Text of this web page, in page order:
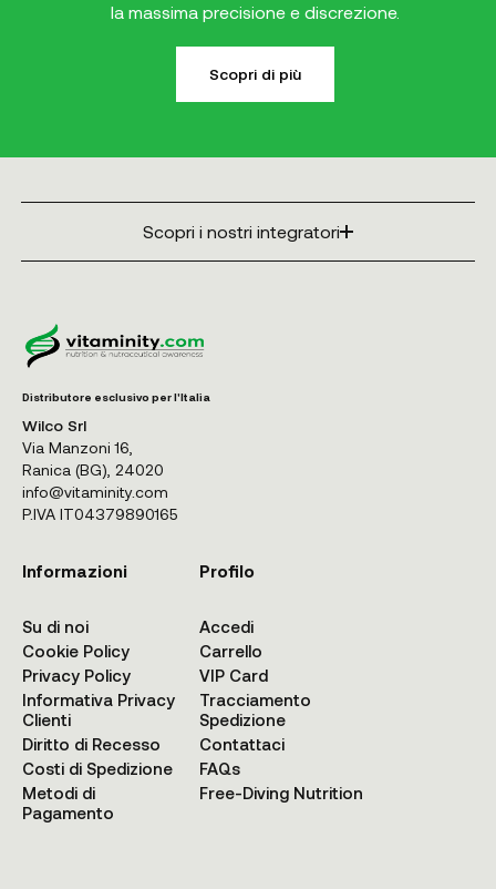
la massima precisione e discrezione.
Scopri di più
Scopri i nostri integratori
Distributore esclusivo per l'Italia
Wilco Srl
Via Manzoni 16,
Ranica (BG), 24020
info@vitaminity.com
P.IVA IT04379890165
Informazioni
Su di noi
Cookie Policy
Privacy Policy
Informativa Privacy
Clienti
Diritto di Recesso
Costi di Spedizione
Metodi di
Pagamento
Profilo
Accedi
Carrello
VIP Card
Tracciamento
Spedizione
Contattaci
FAQs
Free-Diving Nutrition